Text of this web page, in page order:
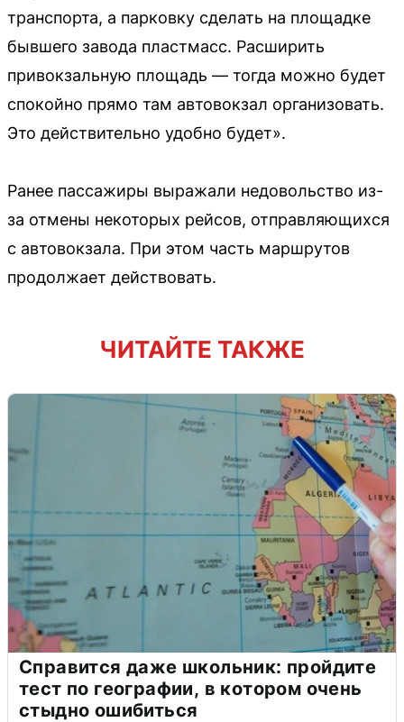
транспорта, а парковку сделать на площадке
бывшего завода пластмасс. Расширить
привокзальную площадь — тогда можно будет
спокойно прямо там автовокзал организовать.
Это действительно удобно будет».
Ранее пассажиры выражали недовольство из-
за отмены некоторых рейсов, отправляющихся
с автовокзала. При этом часть маршрутов
продолжает действовать.
ЧИТАЙТЕ ТАКЖЕ
Справится даже школьник: пройдите
тест по географии, в котором очень
стыдно ошибиться